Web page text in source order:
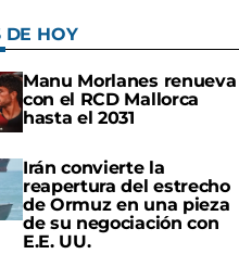
DE HOY
Manu Morlanes renueva
con el RCD Mallorca
hasta el 2031
Irán convierte la
reapertura del estrecho
de Ormuz en una pieza
de su negociación con
E.E. UU.